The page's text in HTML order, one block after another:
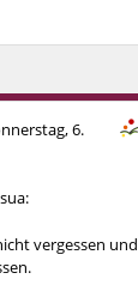
6.
vergessen und